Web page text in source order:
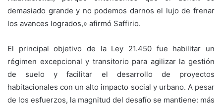
demasiado grande y no podemos darnos el lujo de frenar
los avances logrados,» afirmó Saffirio.
El principal objetivo de la Ley 21.450 fue habilitar un
régimen excepcional y transitorio para agilizar la gestión
de suelo y facilitar el desarrollo de proyectos
habitacionales con un alto impacto social y urbano. A pesar
de los esfuerzos, la magnitud del desafío se mantiene: más